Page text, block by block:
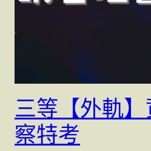
三等【外軌
察特考